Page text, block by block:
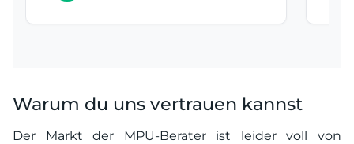
Warum du uns vertrauen kannst
Der Markt der MPU-Berater ist leider voll von